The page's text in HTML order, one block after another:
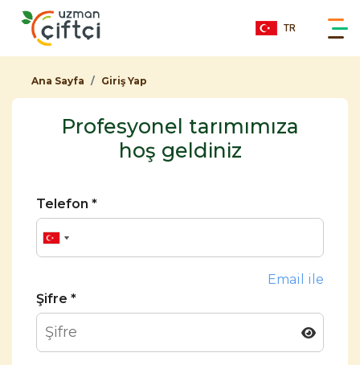
TR
Ana Sayfa Giriş Yap
Profesyonel tarımımıza
hoş geldiniz
Telefon *
Email ile
Şifre *